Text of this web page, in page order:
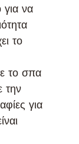
για να
το
το σπα
την
για